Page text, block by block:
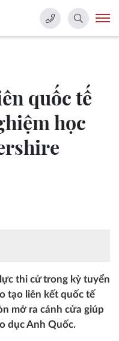
quốc tế
học
thi cử trong kỳ tuyển
tạo liên kết quốc tế
mở ra cánh cửa giúp
dục Anh Quốc.